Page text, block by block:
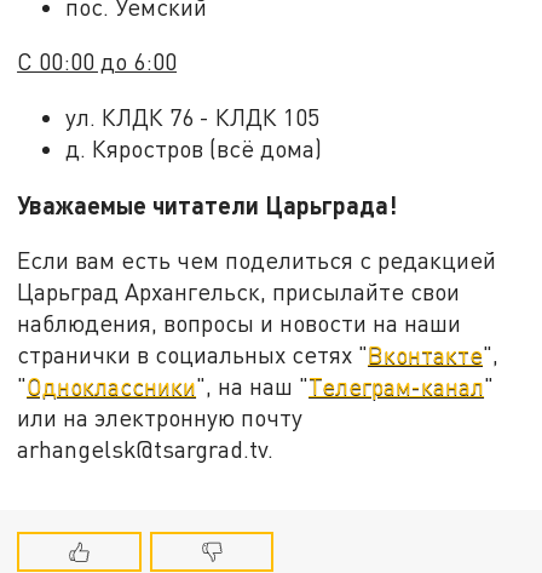
пос. Уемский
С 00:00 до 6:00
ул. КЛДК 76 - КЛДК 105
д. Кяростров (всё дома)
Уважаемые читатели Царьграда!
Если вам есть чем поделиться с редакцией
Царьград Архангельск, присылайте свои
наблюдения, вопросы и новости на наши
странички в социальных сетях "Вконтакте",
"Одноклассники", на наш "Телеграм-канал"
или на электронную почту
arhangelsk@tsargrad.tv.